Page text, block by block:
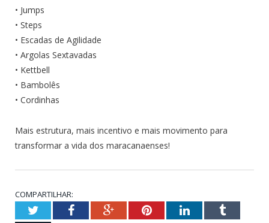
• Jumps
• Steps
• Escadas de Agilidade
• Argolas Sextavadas
• Kettbell
• Bambolês
• Cordinhas
Mais estrutura, mais incentivo e mais movimento para
transformar a vida dos maracanaenses!
COMPARTILHAR:
TwitterFacebookGoogle+PinterestLinkedInTumblr